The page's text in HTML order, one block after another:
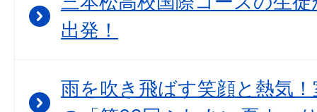
出発！
雨を吹き飛ばす笑顔と熱気